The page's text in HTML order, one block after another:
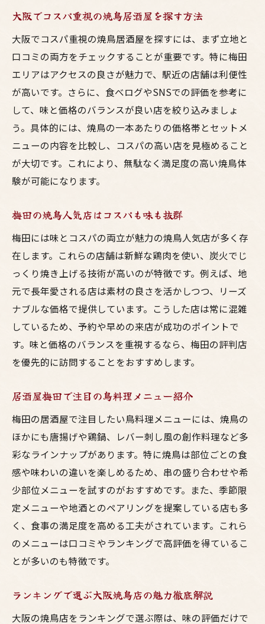
大阪でコスパ重視の焼鳥居酒屋を探す方法
大阪でコスパ重視の焼鳥居酒屋を探すには、まず立地と
口コミの両方をチェックすることが重要です。特に梅田
エリアはアクセスの良さが魅力で、駅近の店舗は利便性
が高いです。さらに、食べログやSNSでの評価を参考に
して、味と価格のバランスが良い店を絞り込みましょ
う。具体的には、焼鳥の一本あたりの価格帯とセットメ
ニューの内容を比較し、コスパの高い店を見極めること
が大切です。これにより、無駄なく満足度の高い焼鳥体
験が可能になります。
梅田の焼鳥人気店はコスパも味も抜群
梅田には味とコスパの両立が魅力の焼鳥人気店が多く存
在します。これらの店舗は新鮮な鶏肉を使い、炭火でじ
っくり焼き上げる技術が高いのが特徴です。例えば、地
元で長年愛される店は素材の良さを活かしつつ、リーズ
ナブルな価格で提供しています。こうした店は常に混雑
しているため、予約や早めの来店が成功のポイントで
す。味と価格のバランスを重視するなら、梅田の評判店
を優先的に訪問することをおすすめします。
居酒屋梅田で注目の鳥料理メニュー紹介
梅田の居酒屋で注目したい鳥料理メニューには、焼鳥の
ほかにも唐揚げや鶏鍋、レバー刺し風の創作料理など多
彩なラインナップがあります。特に焼鳥は部位ごとの食
感や味わいの違いを楽しめるため、串の盛り合わせや希
少部位メニューを試すのがおすすめです。また、季節限
定メニューや地酒とのペアリングを提案している店も多
く、食事の満足度を高める工夫がされています。これら
のメニューは口コミやランキングで高評価を得ているこ
とが多いのも特徴です。
ランキングで選ぶ大阪焼鳥店の魅力徹底解説
大阪の焼鳥店をランキングで選ぶ際は、味の評価だけで